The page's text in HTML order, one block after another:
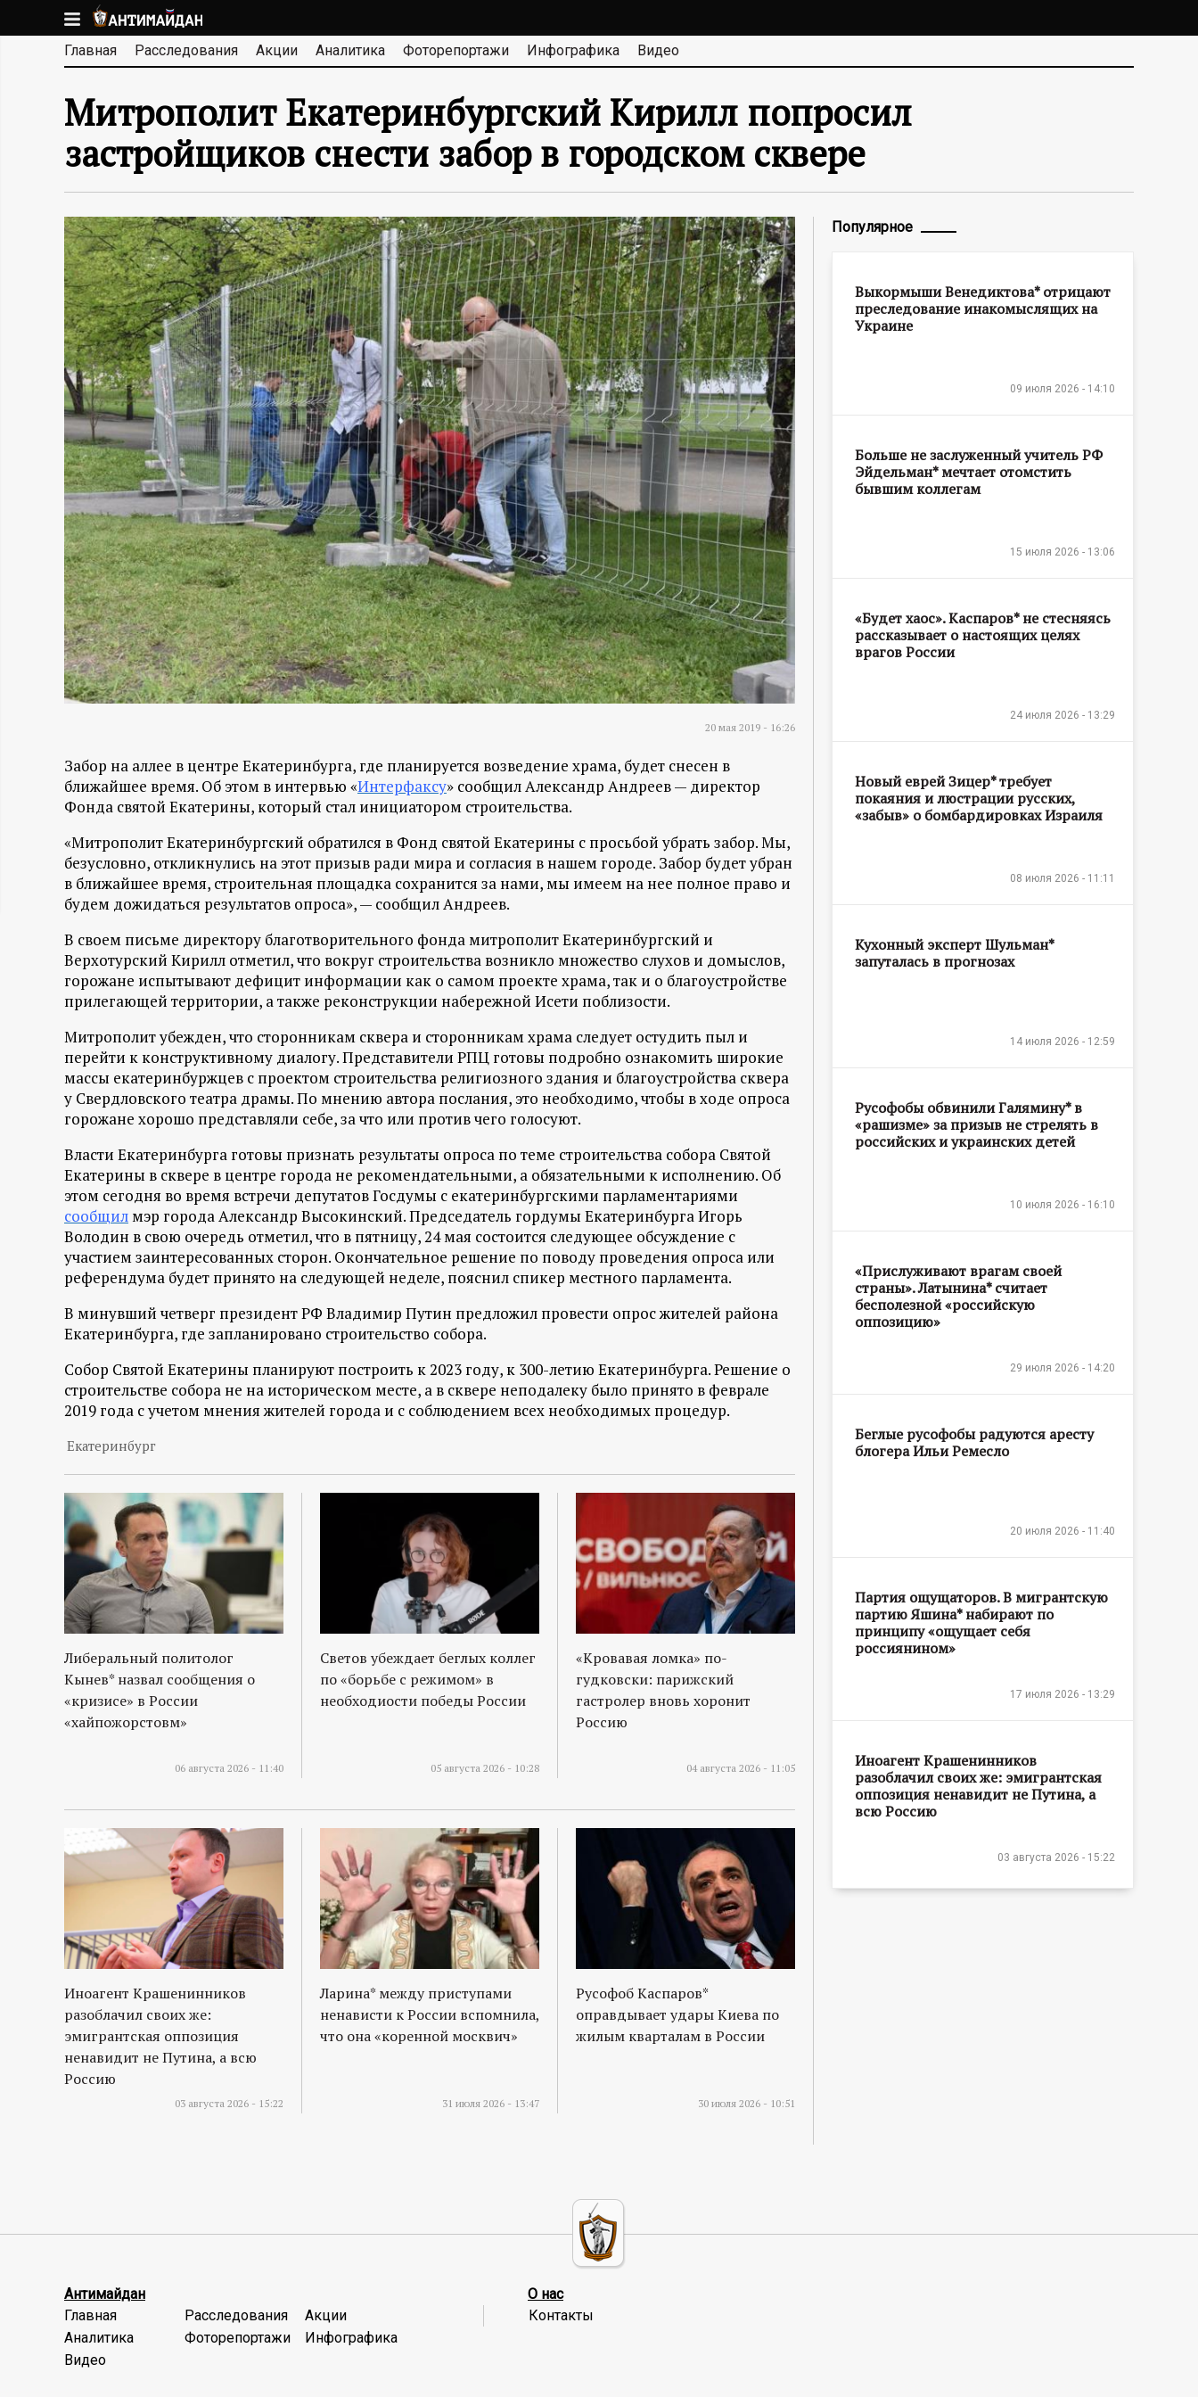
к
основномуА
Н
Т
И
М
А
Й
Д
А
Н
-
и
н
ф
о
р
а
и
о
н
н
ы
й
п
о
р
т
а
л
Главная Расследования Акции Аналитика Фоторепортажи Инфографика Видео
Митрополит Екатеринбургский Кирилл попросил
застройщиков снести забор в городском сквере
20 мая 2019 - 16:26
Забор на аллее в центре Екатеринбурга, где планируется возведение храма, будет снесен в
ближайшее время. Об этом в интервью «Интерфаксу» сообщил Александр Андреев — директор
Фонда святой Екатерины, который стал инициатором строительства.
«Митрополит Екатеринбургский обратился в Фонд святой Екатерины с просьбой убрать забор. Мы,
безусловно, откликнулись на этот призыв ради мира и согласия в нашем городе. Забор будет убран
в ближайшее время, строительная площадка сохранится за нами, мы имеем на нее полное право и
будем дожидаться результатов опроса», — сообщил Андреев.
В своем письме директору благотворительного фонда митрополит Екатеринбургский и
Верхотурский Кирилл отметил, что вокруг строительства возникло множество слухов и домыслов,
горожане испытывают дефицит информации как о самом проекте храма, так и о благоустройстве
прилегающей территории, а также реконструкции набережной Исети поблизости.
Митрополит убежден, что сторонникам сквера и сторонникам храма следует остудить пыл и
перейти к конструктивному диалогу. Представители РПЦ готовы подробно ознакомить широкие
массы екатеринбуржцев с проектом строительства религиозного здания и благоустройства сквера
у Свердловского театра драмы. По мнению автора послания, это необходимо, чтобы в ходе опроса
горожане хорошо представляли себе, за что или против чего голосуют.
Власти Екатеринбурга готовы признать результаты опроса по теме строительства собора Святой
Екатерины в сквере в центре города не рекомендательными, а обязательными к исполнению. Об
этом сегодня во время встречи депутатов Госдумы с екатеринбургскими парламентариями
сообщил мэр города Александр Высокинский. Председатель гордумы Екатеринбурга Игорь
Володин в свою очередь отметил, что в пятницу, 24 мая состоится следующее обсуждение с
участием заинтересованных сторон. Окончательное решение по поводу проведения опроса или
референдума будет принято на следующей неделе, пояснил спикер местного парламента.
В минувший четверг президент РФ Владимир Путин предложил провести опрос жителей района
Екатеринбурга, где запланировано строительство собора.
Собор Святой Екатерины планируют построить к 2023 году, к 300-летию Екатеринбурга. Решение о
строительстве собора не на историческом месте, а в сквере неподалеку было принято в феврале
2019 года с учетом мнения жителей города и с соблюдением всех необходимых процедур.
Екатеринбург
Либеральный политолог
Кынев* назвал сообщения о
«кризисе» в России
«хайпожорстовм»
06 августа 2026 - 11:40
Светов убеждает беглых коллег
по «борьбе с режимом» в
необходиости победы России
05 августа 2026 - 10:28
«Кровавая ломка» по-
гудковски: парижский
гастролер вновь хоронит
Россию
04 августа 2026 - 11:05
Иноагент Крашенинников
разоблачил своих же:
эмигрантская оппозиция
ненавидит не Путина, а всю
Россию
03 августа 2026 - 15:22
Ларина* между приступами
ненависти к России вспомнила,
что она «коренной москвич»
31 июля 2026 - 13:47
Русофоб Каспаров*
оправдывает удары Киева по
жилым кварталам в России
30 июля 2026 - 10:51
Популярное
Выкормыши Венедиктова* отрицают
преследование инакомыслящих на
Украине
09 июля 2026 - 14:10
Больше не заслуженный учитель РФ
Эйдельман* мечтает отомстить
бывшим коллегам
15 июля 2026 - 13:06
«Будет хаос». Каспаров* не стесняясь
рассказывает о настоящих целях
врагов России
24 июля 2026 - 13:29
Новый еврей Зицер* требует
покаяния и люстрации русских,
«забыв» о бомбардировках Израиля
08 июля 2026 - 11:11
Кухонный эксперт Шульман*
запуталась в прогнозах
14 июля 2026 - 12:59
Русофобы обвинили Галямину* в
«рашизме» за призыв не стрелять в
российских и украинских детей
10 июля 2026 - 16:10
«Прислуживают врагам своей
страны». Латынина* считает
бесполезной «российскую
оппозицию»
29 июля 2026 - 14:20
Беглые русофобы радуются аресту
блогера Ильи Ремесло
20 июля 2026 - 11:40
Партия ощущаторов. В мигрантскую
партию Яшина* набирают по
принципу «ощущает себя
россиянином»
17 июля 2026 - 13:29
Иноагент Крашенинников
разоблачил своих же: эмигрантская
оппозиция ненавидит не Путина, а
всю Россию
03 августа 2026 - 15:22
Антимайдан
Главная
Расследования
Акции
Аналитика
Фоторепортажи
Инфографика
Видео
О нас
Контакты